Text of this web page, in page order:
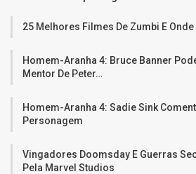
25 Melhores Filmes De Zumbi E
Homem-Aranha 4: Bruce Banner
Mentor De Peter…
Homem-Aranha 4: Sadie Sink
Personagem
Vingadores Doomsday E Guerras
Pela Marvel Studios